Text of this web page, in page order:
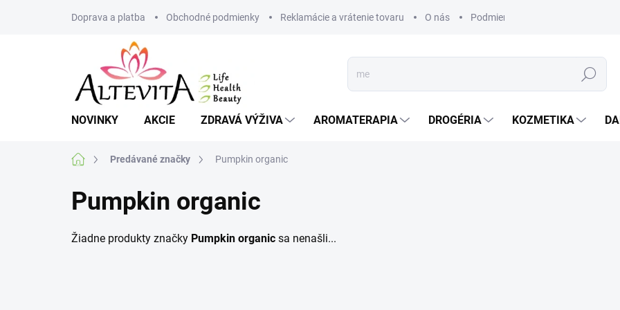
Doprava a platba Obchodné podmienky Reklamácie a vrátenie tovaru O nás Podmienky ochrany osobných
Hľadať
NOVINKY AKCIE ZDRAVÁ VÝŽIVA AROMATERAPIA DROGÉRIA KOZMETIKA
DomovPredávané značky Pumpkin organic
Pumpkin organic
Žiadne produkty značky Pumpkin organic sa nenašli...